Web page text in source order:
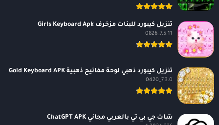
تنزيل كيبورد للبنات مزخرف Girls Keyboard Apk
7.5.11_0826
تنزيل كيبورد ذهبي لوحة مفاتيح ذهبية Gold Keyboard APK
7.3.0_0420
شات جي بي تي بالعربي مجاني ChatGPT APK